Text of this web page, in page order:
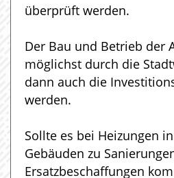
überprüft werden.
Der Bau und Betrieb der
möglichst durch die
dann auch die
werden.
Sollte es bei Heizungen
Gebäuden zu
Ersatzbeschaffungen